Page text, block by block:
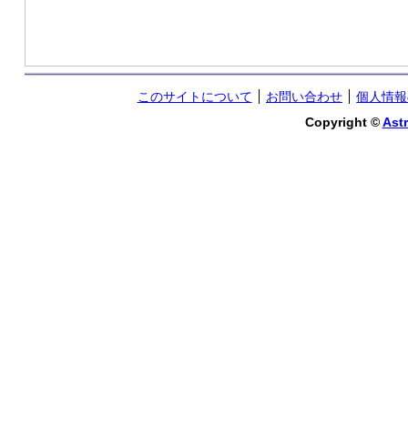
このサイトについて お問い合わせ
個人情
Copyright ©